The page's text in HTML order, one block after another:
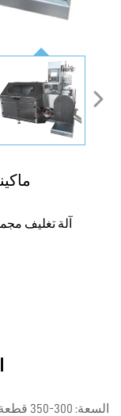
آلة تغليف
السعة: 300-350 قطعة/دقيقة